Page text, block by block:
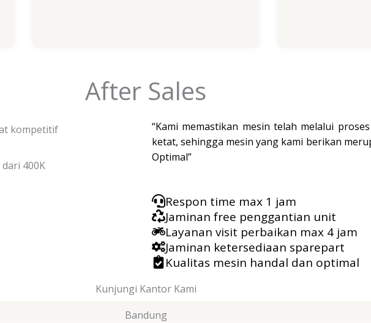
After Sales
kompetitif
“Kami memastikan mesin telah melalui
ketat, sehingga mesin yang kami berikan
Optimal”
Respon time max 1 jam
Jaminan free penggantian unit
Layanan visit perbaikan max 4 jam
Jaminan ketersediaan sparepart
Kualitas mesin handal dan optimal
Kunjungi Kantor Kami
Bandung